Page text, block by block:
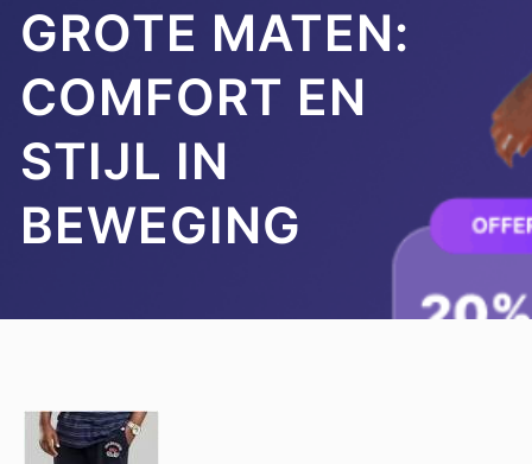
GROTE MATEN:
COMFORT EN
STIJL IN
BEWEGING